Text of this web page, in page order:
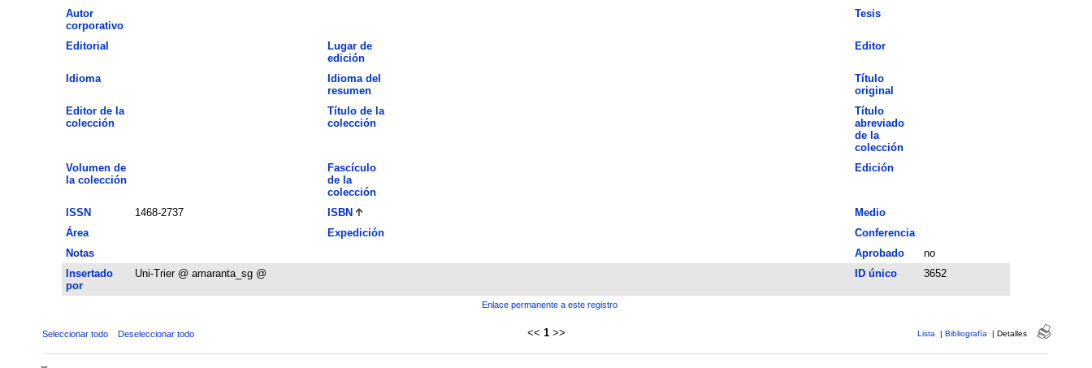
Autor
corporativo
Tesis
Editorial
Lugar de
edición
Editor
Idioma
Idioma del
resumen
Título
original
Editor de la
colección
Título de la
colección
Título
abreviado
de la
colección
Volumen de
la colección
Fascículo
de la
colección
Edición
ISSN 1468-2737 ISBN
Medio
Área
Expedición
Conferencia
Notas
Aprobado
no
Insertado
por
Uni-Trier @ amaranta_sg @ ID único 3652
Enlace permanente a este registro
Seleccionar todo Deseleccionar todo << 1 >> Lista | Bibliografía | Detalles